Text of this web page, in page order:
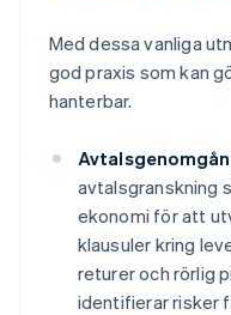
Med dessa vanliga
god praxis som kan
hanterbar.
avtalsgranskning
ekonomi för att
klausuler kring
returer och rörlig
identifierar risker